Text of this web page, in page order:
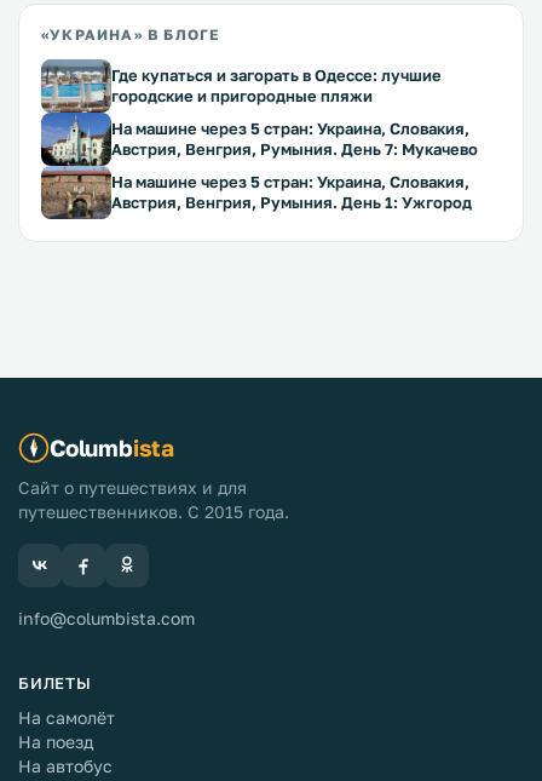
«УКРАИНА» В БЛОГЕ
Где купаться и загорать в Одессе: лучшие
городские и пригородные пляжи
На машине через 5 стран: Украина, Словакия,
Австрия, Венгрия, Румыния. День 7: Мукачево
На машине через 5 стран: Украина, Словакия,
Австрия, Венгрия, Румыния. День 1: Ужгород
Columbista
Сайт о путешествиях и для
путешественников. С 2015 года.
info@columbista.com
БИЛЕТЫ
На самолёт
На поезд
На автобус